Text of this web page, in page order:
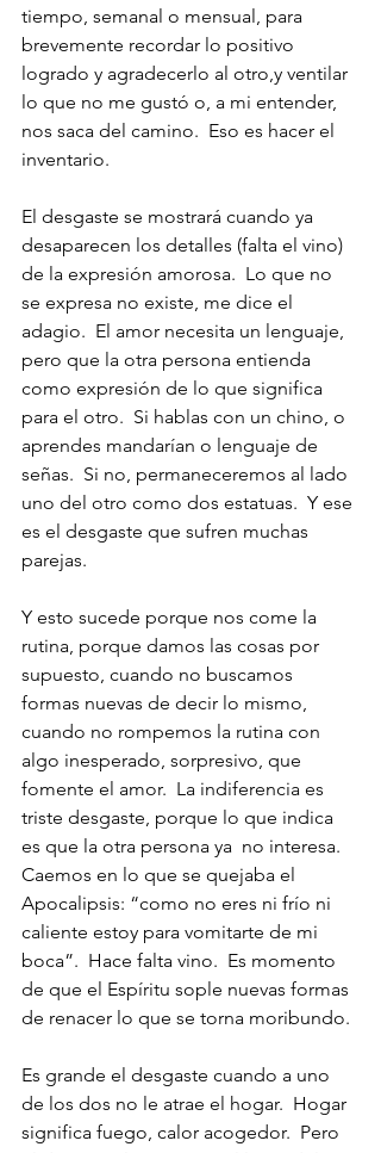
tiempo, semanal o mensual, para
brevemente recordar lo positivo
logrado y agradecerlo al otro,y ventilar
lo que no me gustó o, a mi entender,
nos saca del camino.  Eso es hacer el
inventario.
El desgaste se mostrará cuando ya
desaparecen los detalles (falta el vino)
de la expresión amorosa.  Lo que no
se expresa no existe, me dice el
adagio.  El amor necesita un lenguaje,
pero que la otra persona entienda
como expresión de lo que significa
para el otro.  Si hablas con un chino, o
aprendes mandarían o lenguaje de
señas.  Si no, permaneceremos al lado
uno del otro como dos estatuas.  Y ese
es el desgaste que sufren muchas
parejas.
Y esto sucede porque nos come la
rutina, porque damos las cosas por
supuesto, cuando no buscamos
formas nuevas de decir lo mismo,
cuando no rompemos la rutina con
algo inesperado, sorpresivo, que
fomente el amor.  La indiferencia es
triste desgaste, porque lo que indica
es que la otra persona ya  no interesa.
Caemos en lo que se quejaba el
Apocalipsis: “como no eres ni frío ni
caliente estoy para vomitarte de mi
boca”.  Hace falta vino.  Es momento
de que el Espíritu sople nuevas formas
de renacer lo que se torna moribundo.
Es grande el desgaste cuando a uno
de los dos no le atrae el hogar.  Hogar
significa fuego, calor acogedor.  Pero